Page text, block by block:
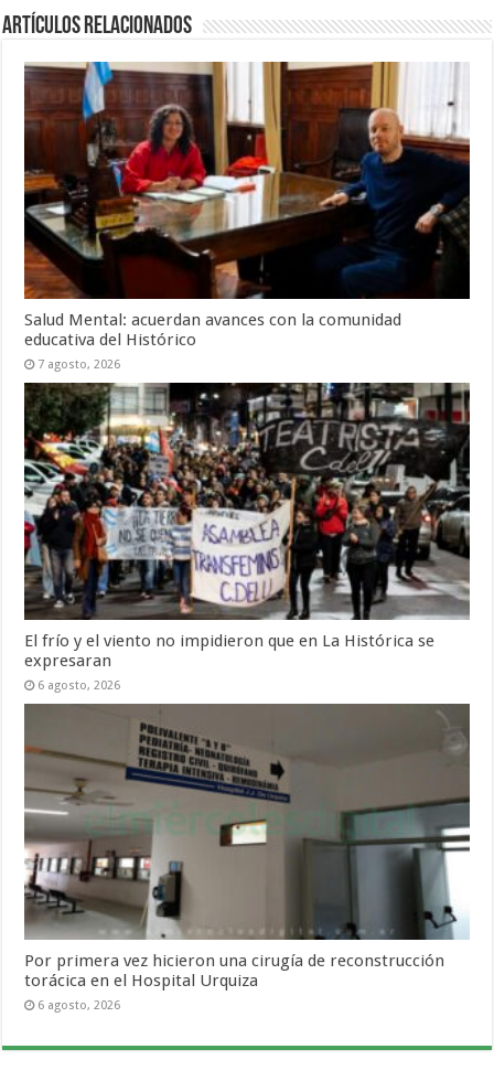
Artículos Relacionados
Salud Mental: acuerdan avances con la comunidad
educativa del Histórico
7 agosto, 2026
El frío y el viento no impidieron que en La Histórica se
expresaran
6 agosto, 2026
Por primera vez hicieron una cirugía de reconstrucción
torácica en el Hospital Urquiza
6 agosto, 2026